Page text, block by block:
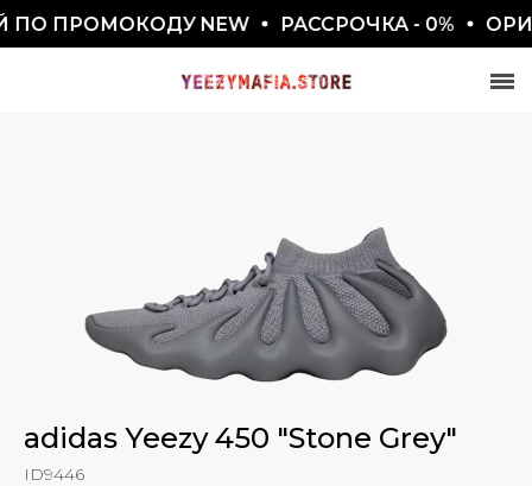
ПРОМОКОДУ NEW РАССРОЧКА - 0%
ПО ПРОМОКОДУ BLACKFRIDAY
adidas Yeezy 450 "Stone Grey"
ID9446